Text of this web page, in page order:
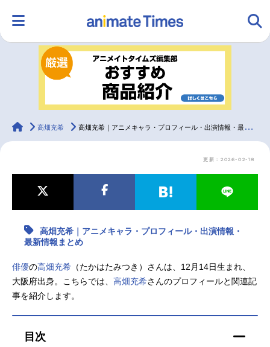
ランキング アニメ
ラジオ グッズ
最新記事一覧
アニメ記事一覧 声優記事一覧
アニメ映画一覧
今期アニメ曜日別一覧
春アニメ
animateTimes
高畑充希 高畑充希｜アニメキャラ・プロフィール・出演情報・最新情報まとめ
更新：2026-02-18
高畑充希｜アニメキャラ・プロフィール・出演情報・
最新情報まとめ
俳優の高畑充希 （たかはたみつき）さんは、12月14日生まれ、
大阪府出身。こちらでは、 高畑充希さんのプロフィールと関連記
事を紹介します。
目次